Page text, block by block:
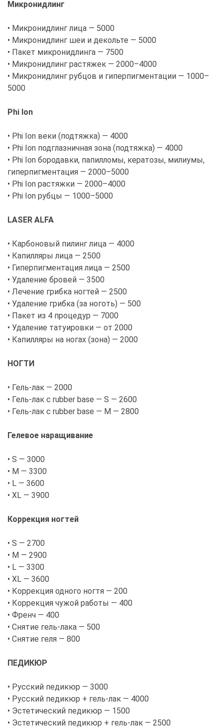
Микронидлинг
• Микронидлинг лица — 5000
• Микронидлинг шеи и декольте — 5000
• Пакет микронидлинга — 7500
• Микронидлинг растяжек — 2000–4000
• Микронидлинг рубцов и гиперпигментации — 1000–
5000
Phi Ion
• Phi Ion веки (подтяжка) — 4000
• Phi Ion подглазничная зона (подтяжка) — 4000
• Phi Ion бородавки, папилломы, кератозы, милиумы,
гиперпигментация — 2000–5000
• Phi Ion растяжки — 2000–4000
• Phi Ion рубцы — 1000–5000
LASER ALFA
• Карбоновый пилинг лица — 4000
• Капилляры лица — 2500
• Гиперпигментация лица — 2500
• Удаление бровей — 3500
• Лечение грибка ногтей — 2500
• Удаление грибка (за ноготь) — 500
• Пакет из 4 процедур — 7000
• Удаление татуировки — от 2000
• Капилляры на ногах (зона) — 2000
НОГТИ
• Гель-лак — 2000
• Гель-лак с rubber base — S — 2600
• Гель-лак с rubber base — M — 2800
Гелевое наращивание
• S — 3000
• M — 3300
• L — 3600
• XL — 3900
Коррекция ногтей
• S — 2700
• M — 2900
• L — 3300
• XL — 3600
• Коррекция одного ногтя — 200
• Коррекция чужой работы — 400
• Френч — 400
• Снятие гель-лака — 500
• Снятие геля — 800
ПЕДИКЮР
• Русский педикюр — 3000
• Русский педикюр + гель-лак — 4000
• Эстетический педикюр — 1500
• Эстетический педикюр + гель-лак — 2500